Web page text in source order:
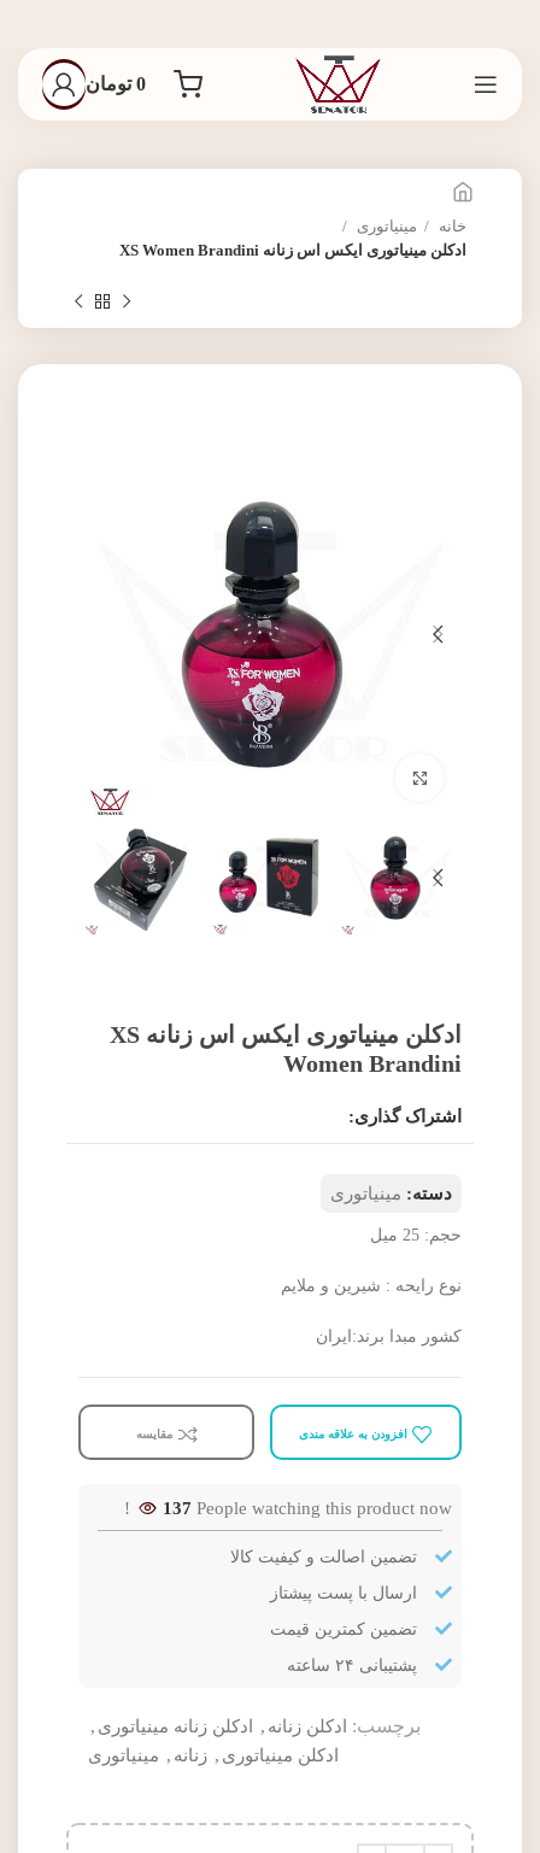
0 تومان
خانه
مینیاتوری
ادکلن مینیاتوری ایکس اس زنانه XS Women Brandini
ادکلن مینیاتوری ایکس اس زنانه XS
Women Brandini
اشتراک گذاری:
دسته: مینیاتوری
حجم: 25 میل
نوع رایحه : شیرین و ملایم
کشور مبدا برند:ایران
افزودن به علاقه مندی مقایسه
137 People watching this product now!
تضمین اصالت و کیفیت کالا
ارسال با پست پیشتاز
تضمین کمترین قیمت
پشتیبانی ۲۴ ساعته
برچسب: ادکلن زنانه , ادکلن زنانه مینیاتوری ,
ادکلن مینیاتوری , زنانه , مینیاتوری